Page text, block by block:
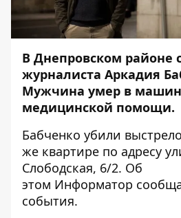
В Днепровском районе
журналиста Аркадия
Мужчина умер в
медицинской помощи.
Бабченко убили
же квартире по адресу
Слободская, 6/2. Об
этом Информатор
события.